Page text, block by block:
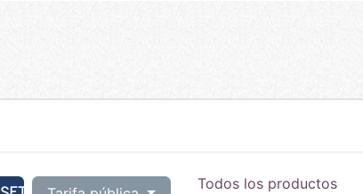
Todos los productos